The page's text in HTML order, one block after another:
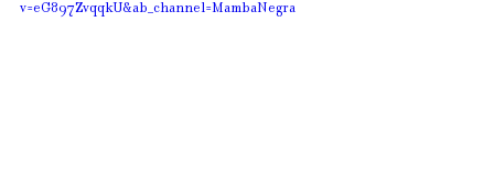
v=eG897ZvqqkU&ab_channel=MambaNegra